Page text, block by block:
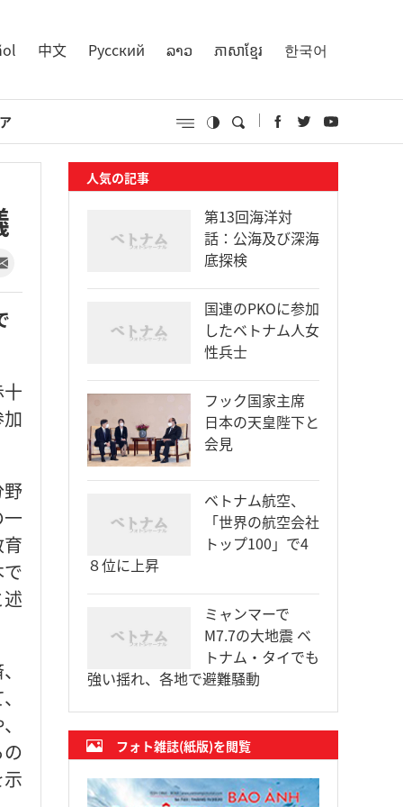
中文 Русский ລາວ ភាសាខ្មែរ 한국어
人気の記事
第13回海洋対
話：公海及び深海
底探検
国連のPKOに参加
したベトナム人女
性兵士
フック国家主席
日本の天皇陛下と
会見
ベトナム航空、
「世界の航空会社
トップ100」で4
８位に上昇
ミャンマーで
M7.7の大地震 ベ
トナム・タイでも
強い揺れ、各地で避難騒動
フォト雑誌(紙版)を閲覧